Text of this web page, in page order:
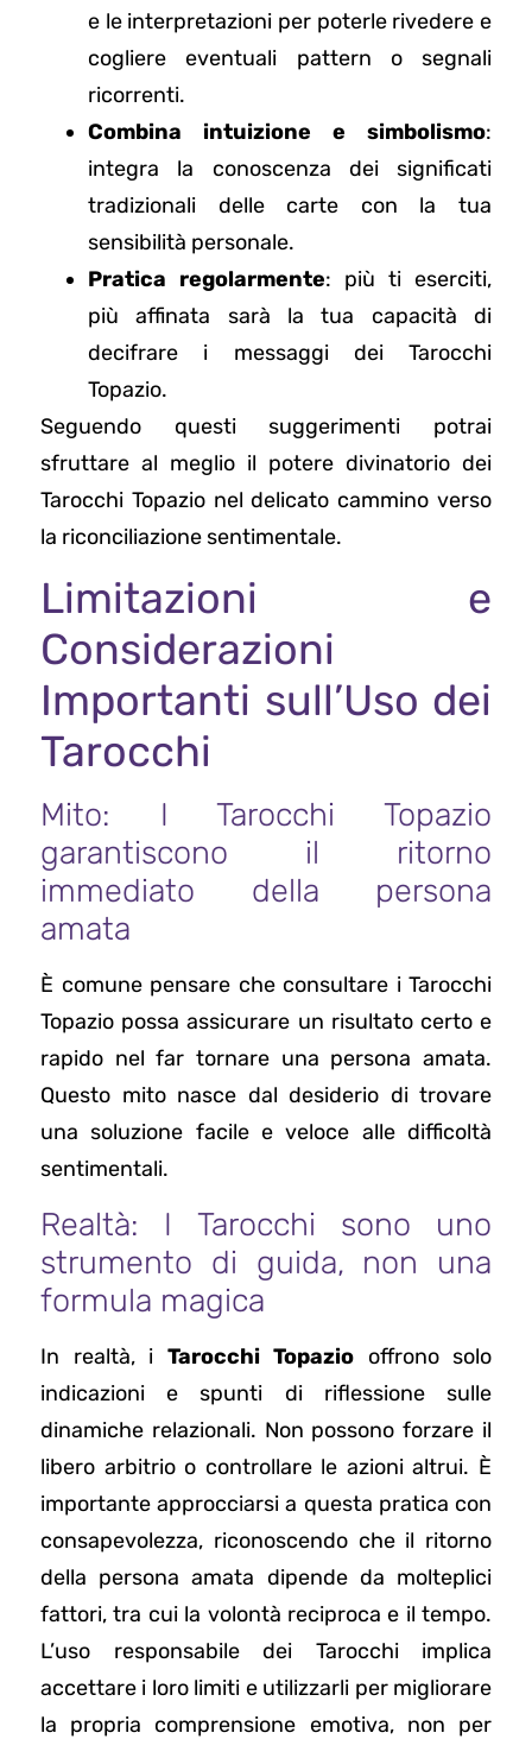
e le interpretazioni per poterle rivedere e
cogliere eventuali pattern o segnali
ricorrenti.
Combina intuizione e simbolismo:
integra la conoscenza dei significati
tradizionali delle carte con la tua
sensibilità personale.
Pratica regolarmente: più ti eserciti,
più affinata sarà la tua capacità di
decifrare i messaggi dei Tarocchi
Topazio.
Seguendo questi suggerimenti potrai
sfruttare al meglio il potere divinatorio dei
Tarocchi Topazio nel delicato cammino verso
la riconciliazione sentimentale.
Limitazioni e
Considerazioni
Importanti sull’Uso dei
Tarocchi
Mito: I Tarocchi Topazio
garantiscono il ritorno
immediato della persona
amata
È comune pensare che consultare i Tarocchi
Topazio possa assicurare un risultato certo e
rapido nel far tornare una persona amata.
Questo mito nasce dal desiderio di trovare
una soluzione facile e veloce alle difficoltà
sentimentali.
Realtà: I Tarocchi sono uno
strumento di guida, non una
formula magica
In realtà, i Tarocchi Topazio offrono solo
indicazioni e spunti di riflessione sulle
dinamiche relazionali. Non possono forzare il
libero arbitrio o controllare le azioni altrui. È
importante approcciarsi a questa pratica con
consapevolezza, riconoscendo che il ritorno
della persona amata dipende da molteplici
fattori, tra cui la volontà reciproca e il tempo.
L’uso responsabile dei Tarocchi implica
accettare i loro limiti e utilizzarli per migliorare
la propria comprensione emotiva, non per